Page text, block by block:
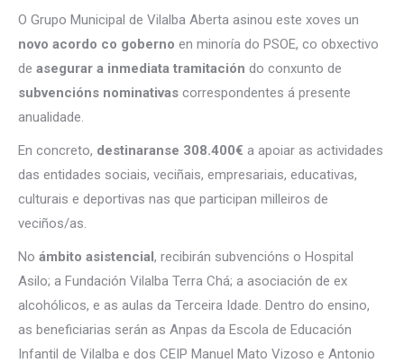
O Grupo Municipal de Vilalba Aberta asinou este xoves un
novo acordo co goberno en minoría do PSOE, co obxectivo
de asegurar a inmediata tramitación do conxunto de
subvencións nominativas correspondentes á presente
anualidade.
En concreto, destinaranse 308.400€ a apoiar as actividades
das entidades sociais, veciñais, empresariais, educativas,
culturais e deportivas nas que participan milleiros de
veciños/as.
No ámbito asistencial, recibirán subvencións o Hospital
Asilo; a Fundación Vilalba Terra Chá; a asociación de ex
alcohólicos, e as aulas da Terceira Idade. Dentro do ensino,
as beneficiarias serán as Anpas da Escola de Educación
Infantil de Vilalba e dos CEIP Manuel Mato Vizoso e Antonio